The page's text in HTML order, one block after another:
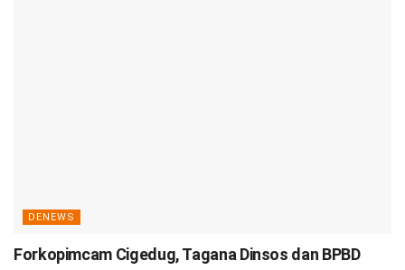
DENEWS
Forkopimcam Cigedug, Tagana Dinsos dan BPBD